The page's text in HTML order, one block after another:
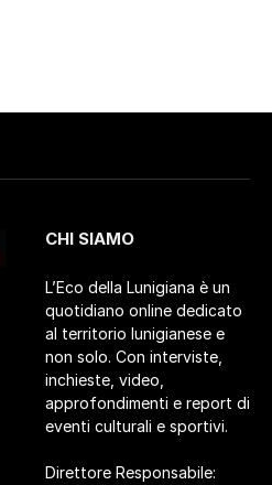
CHI SIAMO
L’Eco della Lunigiana è un
quotidiano online dedicato
al territorio lunigianese e
non solo. Con interviste,
inchieste, video,
approfondimenti e report di
eventi culturali e sportivi.
Direttore Responsabile: